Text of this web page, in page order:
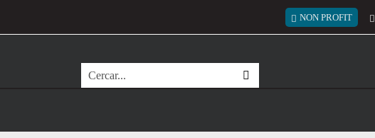
Menú del
NON PROFIT
Cerca